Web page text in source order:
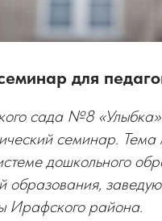
для
сада №8
семинар.
дошкольного
образования,
Ирафского района.